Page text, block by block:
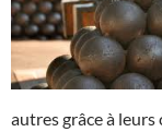
autres grâce à